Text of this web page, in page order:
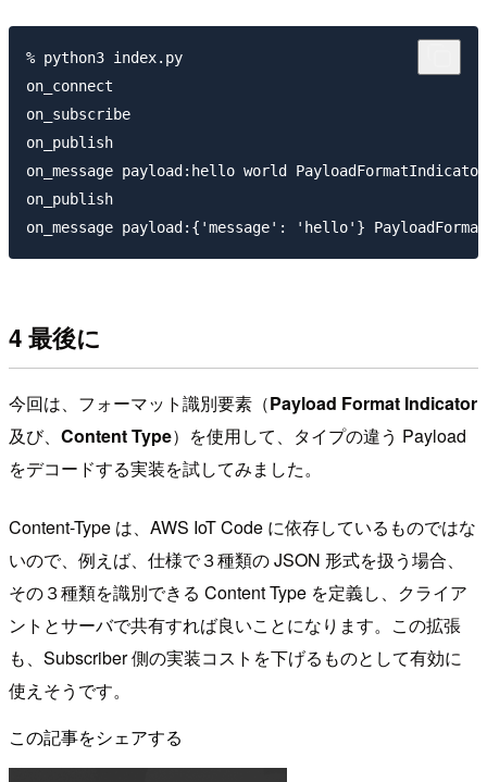
% python3 index.py
on_connect
on_subscribe
on_publish
on_message payload:hello world
on_publish
4 最後に
今回は、フォーマット識別要素（Payload Format Indicator
及び、 Content Type）を使用して、タイプの違う Payload
をデコードする実装を試してみました。
Content-Type は、AWS IoT Code に依存しているものではな
いので、例えば、仕様で３種類の JSON 形式を扱う場合、
その３種類を識別できる Content Type を定義し、クライア
ントとサーバで共有すれば良いことになります。この拡張
も、Subscriber 側の実装コストを下げるものとして有効に
使えそうです。
この記事をシェアする